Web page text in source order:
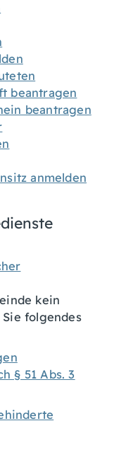
beantragen
beantragen
anmelden
kein
folgendes
§ 51 Abs. 3